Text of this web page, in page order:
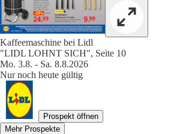
Kaffeemaschine bei Lidl
"LIDL LOHNT SICH", Seite 10
Mo. 3.8. - Sa. 8.8.2026
Nur noch heute gültig
Prospekt öffnen
Mehr Prospekte